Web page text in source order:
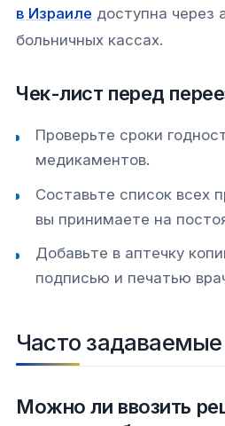
в Израиле доступна через
больничных кассах.
Чек-лист перед
Проверьте сроки
медикаментов.
Составьте список всех
вы принимаете на
Добавьте в аптечку
подписью и печатью
Часто
Можно ли ввозить